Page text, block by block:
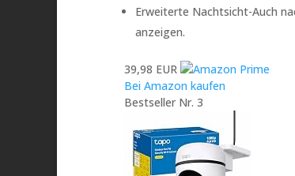
Erweiterte Nachtsicht-Auch
anzeigen.
39,98 EUR
Bei Amazon kaufen
Bestseller Nr. 3